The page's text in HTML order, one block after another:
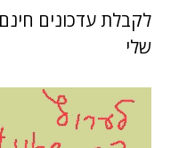
לקבלת עדכונים
שלי